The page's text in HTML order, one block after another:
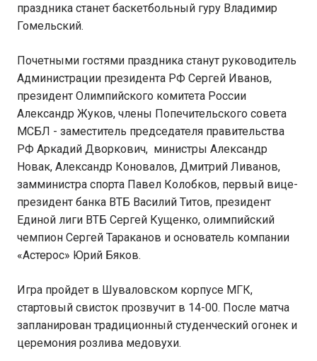
праздника станет баскетбольный гуру Владимир
Гомельский.
Почетными гостями праздника станут руководитель
Администрации президента РФ Сергей Иванов,
президент Олимпийского комитета России
Александр Жуков, члены Попечительского совета
МСБЛ - заместитель председателя правительства
РФ Аркадий Дворкович, министры Александр
Новак, Александр Коновалов, Дмитрий Ливанов,
замминистра спорта Павел Колобков, первый вице-
президент банка ВТБ Василий Титов, президент
Единой лиги ВТБ Сергей Кущенко, олимпийский
чемпион Сергей Тараканов и основатель компании
«Астерос» Юрий Бяков.
Игра пройдет в Шуваловском корпусе МГК,
стартовый свисток прозвучит в 14-00. После матча
запланирован традиционный студенческий огонек и
церемония розлива медовухи.